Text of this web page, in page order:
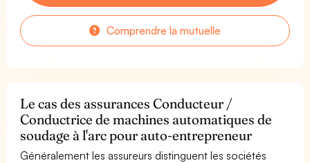
Comprendre la mutuelle
Le cas des assurances Conducteur /
Conductrice de machines automatiques de
soudage à l'arc pour auto-entrepreneur
Généralement les assureurs distinguent les sociétés